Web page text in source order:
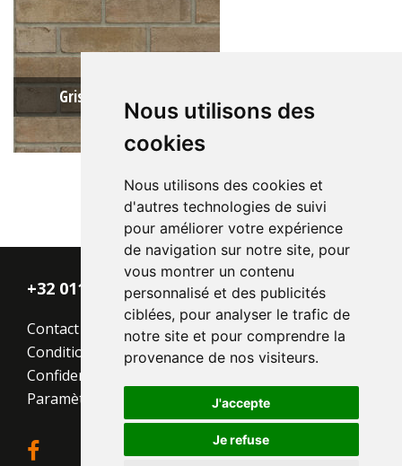
Nous utilisons des
cookies
Nous utilisons des cookies et
d'autres technologies de suivi
pour améliorer votre expérience
de navigation sur notre site, pour
vous montrer un contenu
personnalisé et des publicités
ciblées, pour analyser le trafic de
notre site et pour comprendre la
provenance de nos visiteurs.
J'accepte
Je refuse
Couleur:
Gris
Gris MP EF / DR40B
Moulée pressée
EF 215x100x65
Unie
Couleur:
Gris
+32 011 - 870 938
Contact
Conditions générales
Confidentialité
Paramètres des cookies